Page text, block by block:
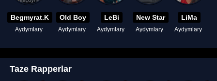
Begmyrat.K
Aydymlary
Old Boy
Aydymlary
LeBi
Aydymlary
New Star
Aydymlary
LiMa
Aydymlary
Taze Rapperlar